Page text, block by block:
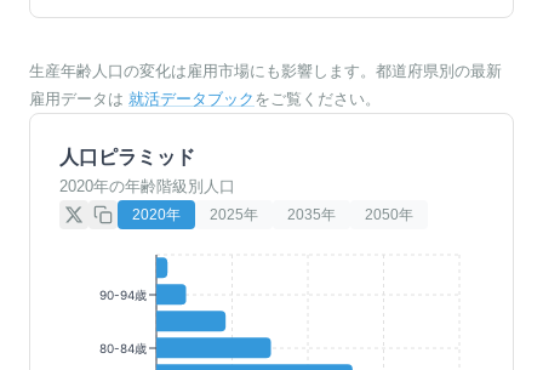
生産年齢人口の変化は雇用市場にも影響します。都道府県別の最新
雇用データは 就活データブック をご覧ください。
人口ピラミッド
2020年の年齢階級別人口
2020年 2025年 2035年 2050年
90-94歳
80-84歳